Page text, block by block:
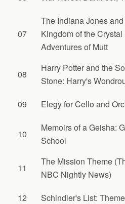
07
The Indiana Jones
Kingdom of the
Adventures of Mutt
08
Harry Potter and the
Stone: Harry's
09 Elegy for Cello and
10
Memoirs of a Geisha:
School
11
The Mission Theme
NBC Nightly News)
12 Schindler's List: Theme